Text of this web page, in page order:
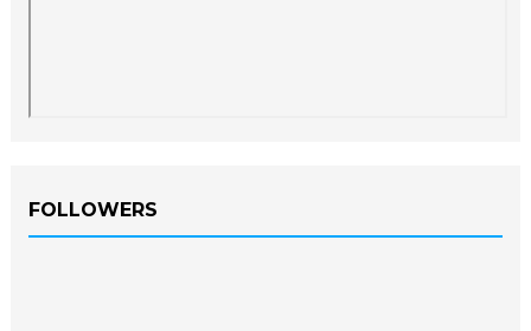
FOLLOWERS